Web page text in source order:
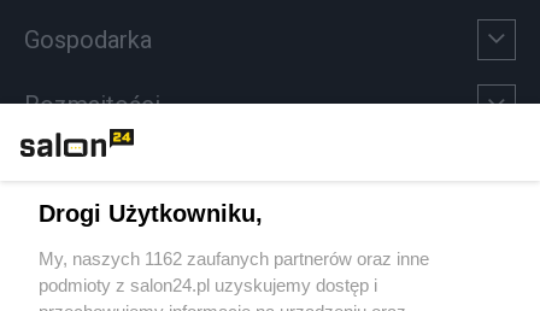
Gospodarka
Rozmaitości
Sport
Społeczeństwo
Drogi Użytkowniku,
My, naszych 1162 zaufanych partnerów oraz inne
podmioty z salon24.pl uzyskujemy dostęp i